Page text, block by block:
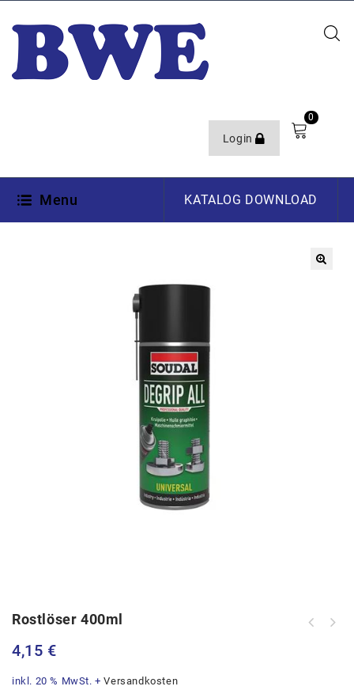
Login
0
Menu KATALOG DOWNLOAD
Rostlöser 400ml
4,15 €
inkl. 20 % MwSt. +Versandkosten